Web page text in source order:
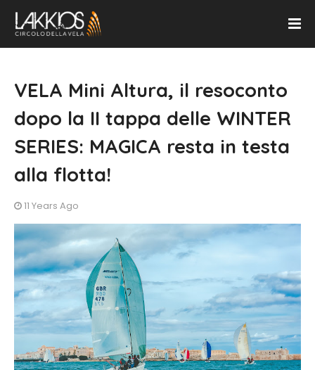
VELA Mini Altura, il resoconto
dopo la II tappa delle WINTER
SERIES: MAGICA resta in testa
alla flotta!
11 Years Ago